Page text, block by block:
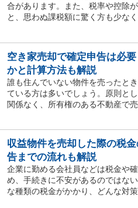
合があります。また、税率や控除
と、思わぬ課税額に驚く方も少な
空き家売却で確定申告は必
かと計算方法も解説
誰も住んでいない物件を売ったと
ている方は多いでしょう。原則と
関係なく、所有権のある不動産で売
収益物件を売却した際の税
告までの流れも解説
企業に勤める会社員などは税金や
め、手続きに不安があるのではな
な種類の税金がかかり、どんな対